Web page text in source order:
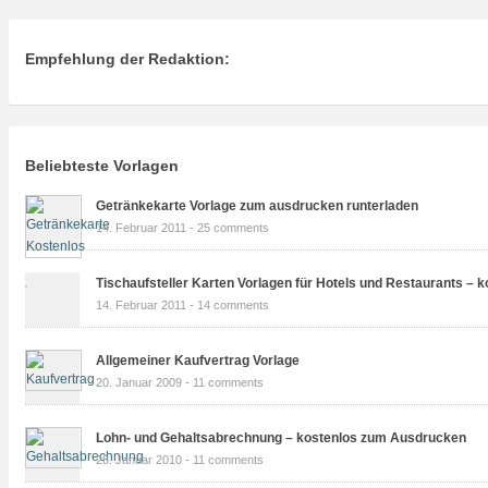
Empfehlung der Redaktion:
Beliebteste Vorlagen
Getränkekarte Vorlage zum ausdrucken runterladen
14. Februar 2011 - 25 comments
Tischaufsteller Karten Vorlagen für Hotels und Restaurants –
14. Februar 2011 - 14 comments
Allgemeiner Kaufvertrag Vorlage
20. Januar 2009 - 11 comments
Lohn- und Gehaltsabrechnung – kostenlos zum Ausdrucken
28. Januar 2010 - 11 comments